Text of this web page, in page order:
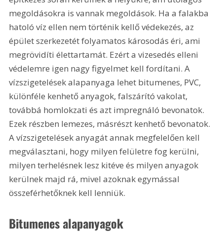
megoldásokra is vannak megoldások. Ha a falakba
hatoló víz ellen nem történik kellő védekezés, az
épület szerkezetét folyamatos károsodás éri, ami
megrövidíti élettartamát. Ezért a vizesedés elleni
védelemre igen nagy figyelmet kell fordítani. A
vízszigetelések alapanyaga lehet bitumenes, PVC,
különféle kenhető anyagok, falszárító vakolat,
továbbá homlokzati és azt impregnáló bevonatok.
Ezek részben lemezes, másrészt kenhető bevonatok.
A vízszigetelések anyagát annak megfelelően kell
megválasztani, hogy milyen felületre fog kerülni,
milyen terhelésnek lesz kitéve és milyen anyagok
kerülnek majd rá, mivel azoknak egymással
összeférhetőknek kell lenniük.
Bitumenes alapanyagok